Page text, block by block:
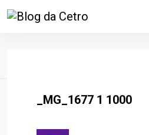
_MG_1677 1 1000